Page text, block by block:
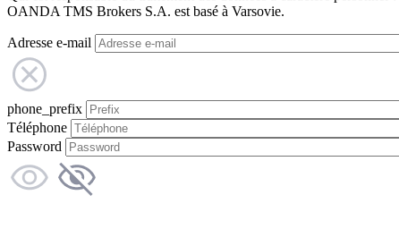
OANDA TMS Brokers S.A. est basé à Varsovie.
Adresse e-mail
phone_prefix
Téléphone
Password